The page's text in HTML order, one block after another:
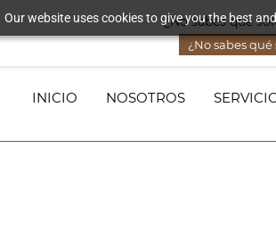
Our website uses cookies to give you the best
3321016582
INICIO NOSOTROS
¿No sabes qué
¿No sabes